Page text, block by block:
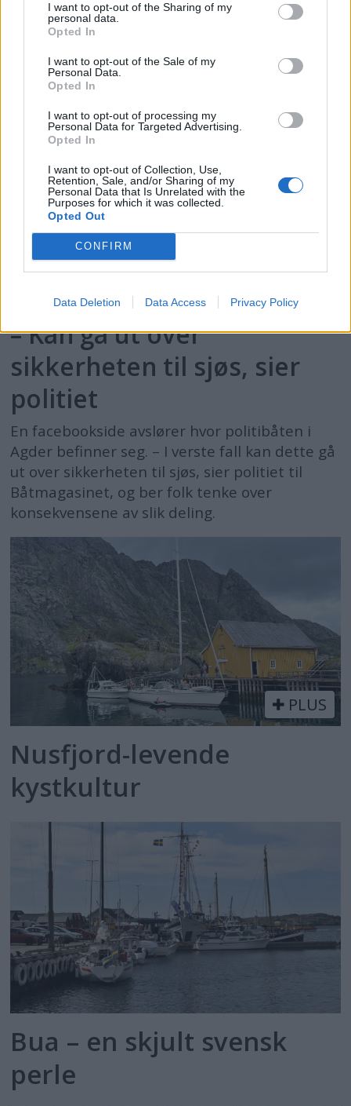
I want to opt-out of the Sharing of my
personal data.
Opted In
I want to opt-out of the Sale of my
Personal Data.
Opted In
I want to opt-out of processing my
Personal Data for Targeted Advertising.
Opted In
I want to opt-out of Collection, Use,
Retention, Sale, and/or Sharing of my
Personal Data that Is Unrelated with the
Purposes for which it was collected.
Opted Out
CONFIRM
Data Deletion Data Access Privacy Policy
havneadministrasjonene selv skal
vedlikeholde sine profiler.
– Kan gå ut over
sikkerheten til sjøs, sier
politiet
En facebookside avslører hvor politibåten i
Agder befinner seg. – I verste fall kan dette gå
ut over sikkerheten til sjøs, sier politiet til
Båtmagasinet, og ber folk tenke over
konsekvensene av slik deling.
PLUS
Nusfjord-levende
kystkultur
Bua – en skjult svensk
perle